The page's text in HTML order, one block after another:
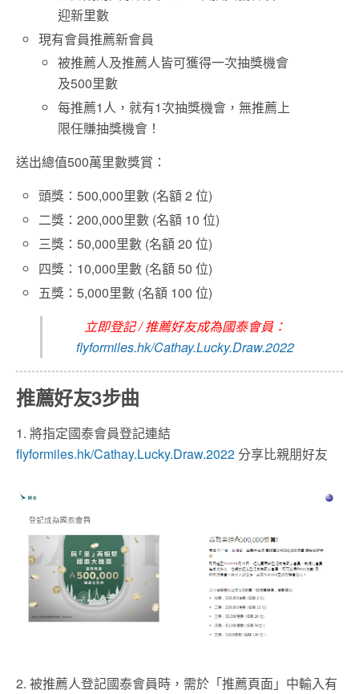
迎新里數
現有會員推薦新會員
被推薦人及推薦人皆可獲得一次抽獎機會
及500里數
每推薦1人，就有1次抽獎機會，無推薦上
限任賺抽獎機會！
送出總值500萬里數獎賞：
頭獎：500,000里數 (名額 2 位)
二獎：200,000里數 (名額 10 位)
三獎：50,000里數 (名額 20 位)
四獎：10,000里數 (名額 50 位)
五獎：5,000里數 (名額 100 位)
立即登記 / 推薦好友成為國泰會員：
flyformiles.hk/Cathay.Lucky.Draw.2022
推薦好友3步曲
1. 將指定國泰會員登記連結
flyformiles.hk/Cathay.Lucky.Draw.2022分享比親朋好友
2. 被推薦人登記國泰會員時，需於「推薦頁面」中輸入有